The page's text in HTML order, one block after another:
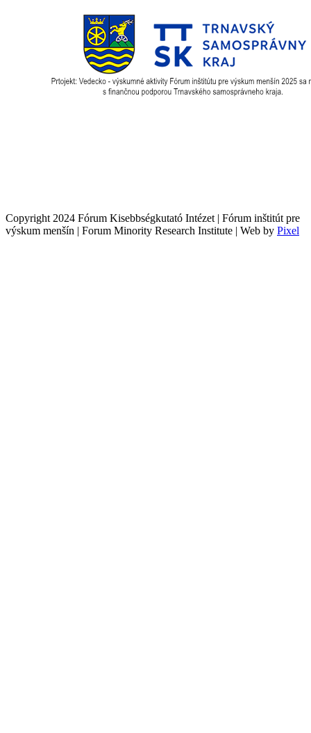
Copyright 2024 Fórum Kisebbségkutató Intézet | Fórum inštitút pre
výskum menšín | Forum Minority Research Institute | Web by Pixel